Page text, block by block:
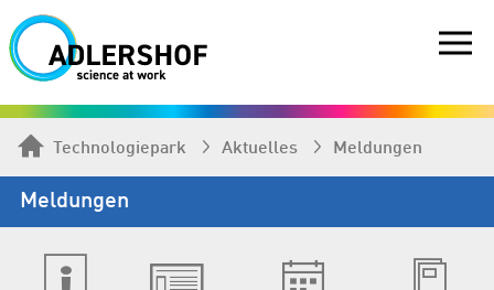
Technologiepark Aktuelles Meldungen
Meldungen